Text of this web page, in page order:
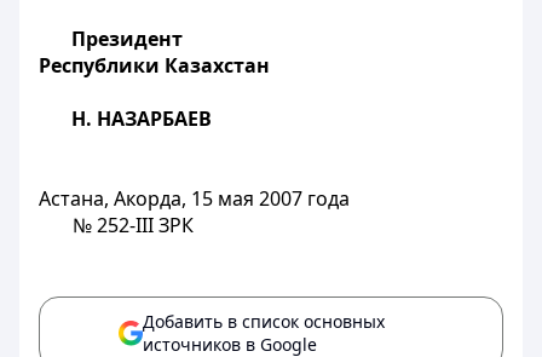
Президент
Республики Казахстан
Н. НАЗАРБАЕВ
Астана, Акорда, 15 мая 2007 года
№ 252-III ЗРК
Добавить в список основных
источников в Google